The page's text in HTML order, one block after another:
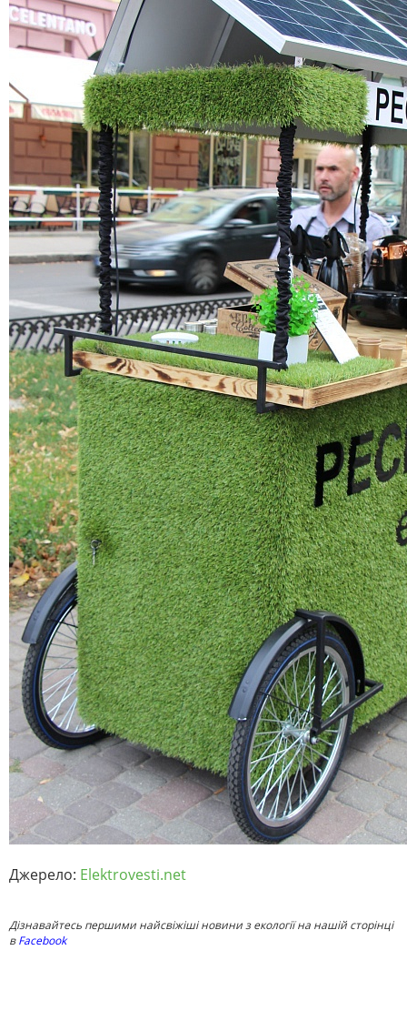
Джерело: Elektrovesti.net
Дізнавайтесь першими найсвіжіші новини з екології на нашій сторінці
вFacebook